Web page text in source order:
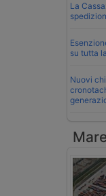
La
su tutta
Nuovi